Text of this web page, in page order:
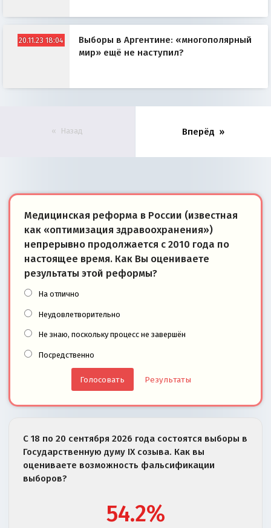
20.11.23 18:04
Выборы в Аргентине: «многополярный
мир» ещё не наступил?
Назад Вперёд
Медицинская реформа в России (известная
как «оптимизация здравоохранения»)
непрерывно продолжается с 2010 года по
настоящее время. Как Вы оцениваете
результаты этой реформы?
На отлично
Неудовлетворительно
Не знаю, поскольку процесс не завершён
Посредственно
Результаты
С 18 по 20 сентября 2026 года состоятся выборы в
Государственную думу IX созыва. Как вы
оцениваете возможность фальсификации
выборов?
54.2%